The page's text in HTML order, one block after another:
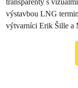
výstavbou LNG
výtvarníci Erik Šille a